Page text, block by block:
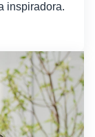
inspiradora.